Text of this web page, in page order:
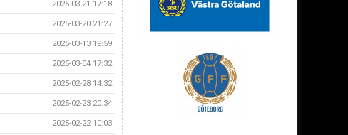
2025-03-21 17:18
2025-03-20 21:27
2025-03-13 19:59
2025-03-04 17:32
2025-02-28 14:32
2025-02-23 20:34
2025-02-22 10:03